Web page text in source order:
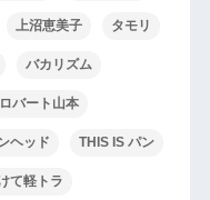
上沼恵美子 タモリ
バカリズム
ロバート山本
ヘッド THIS IS パン
て軽トラ